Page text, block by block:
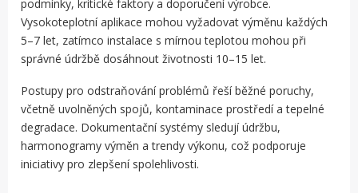
podmínky, kritické faktory a doporučení výrobce.
Vysokoteplotní aplikace mohou vyžadovat výměnu každých
5–7 let, zatímco instalace s mírnou teplotou mohou při
správné údržbě dosáhnout životnosti 10–15 let.
Postupy pro odstraňování problémů řeší běžné poruchy,
včetně uvolněných spojů, kontaminace prostředí a tepelné
degradace. Dokumentační systémy sledují údržbu,
harmonogramy výměn a trendy výkonu, což podporuje
iniciativy pro zlepšení spolehlivosti.